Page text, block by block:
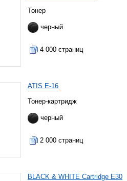
Тонер
черный
4 000 страниц
ATIS E-16
Тонер-картридж
черный
2 000 страниц
BLACK & WHITE Cartridge E30